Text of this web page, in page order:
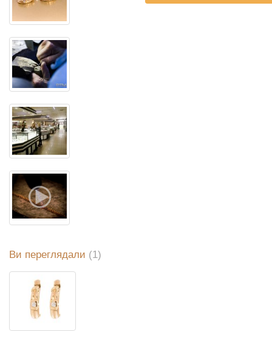
Ви переглядали (1)